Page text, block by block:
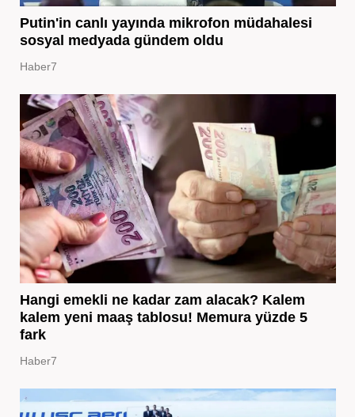
Putin'in canlı yayında mikrofon müdahalesi
sosyal medyada gündem oldu
Haber7
Hangi emekli ne kadar zam alacak? Kalem
kalem yeni maaş tablosu! Memura yüzde 5
fark
Haber7